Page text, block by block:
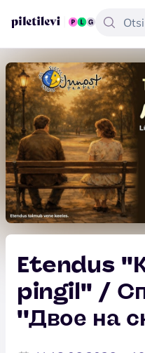
Etendus
pingil'' /
''Двое на